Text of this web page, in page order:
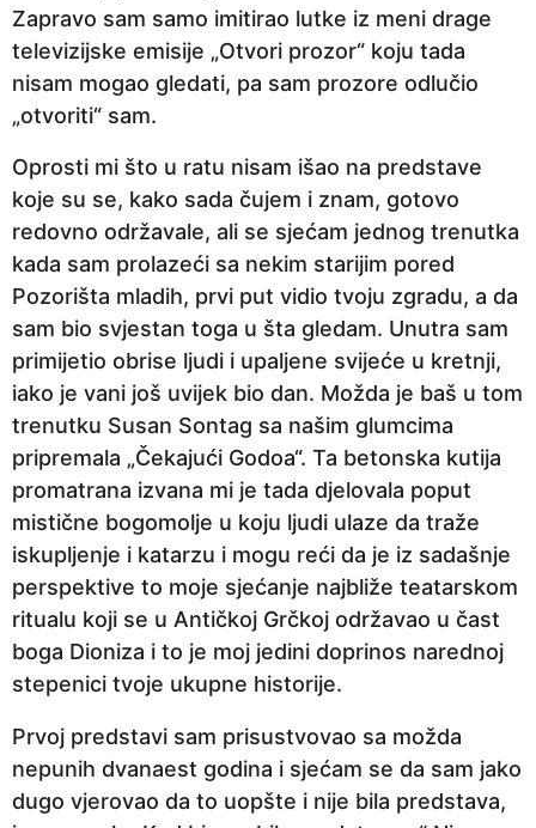
Zapravo sam samo imitirao lutke iz meni drage
televizijske emisije „Otvori prozor“ koju tada
nisam mogao gledati, pa sam prozore odlučio
„otvoriti“ sam.
Oprosti mi što u ratu nisam išao na predstave
koje su se, kako sada čujem i znam, gotovo
redovno održavale, ali se sjećam jednog trenutka
kada sam prolazeći sa nekim starijim pored
Pozorišta mladih, prvi put vidio tvoju zgradu, a da
sam bio svjestan toga u šta gledam. Unutra sam
primijetio obrise ljudi i upaljene svijeće u kretnji,
iako je vani još uvijek bio dan. Možda je baš u tom
trenutku Susan Sontag sa našim glumcima
pripremala „Čekajući Godoa“. Ta betonska kutija
promatrana izvana mi je tada djelovala poput
mistične bogomolje u koju ljudi ulaze da traže
iskupljenje i katarzu i mogu reći da je iz sadašnje
perspektive to moje sjećanje najbliže teatarskom
ritualu koji se u Antičkoj Grčkoj održavao u čast
boga Dioniza i to je moj jedini doprinos narednoj
stepenici tvoje ukupne historije.
Prvoj predstavi sam prisustvovao sa možda
nepunih dvanaest godina i sjećam se da sam jako
dugo vjerovao da to uopšte i nije bila predstava,